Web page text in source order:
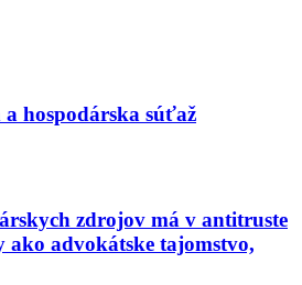
a hospodárska súťaž
zdrojov má v antitruste
ako advokátske tajomstvo,